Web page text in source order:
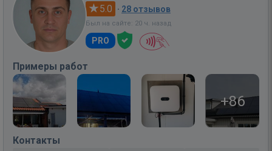
5.0 · 28 отзывов
Был на сайте: 20 ч. назад
PRO
Примеры работ
+86
Контакты